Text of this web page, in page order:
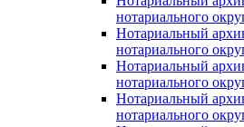
нотариального
Нотариальный
нотариального
Нотариальный
нотариального
Нотариальный
нотариального